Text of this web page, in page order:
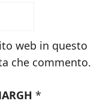
web in questo
che commento.
*